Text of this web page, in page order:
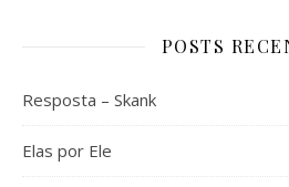
POSTS
Resposta – Skank
Elas por Ele